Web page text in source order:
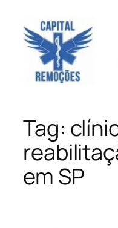
para
conteúdo
Tag:
em SP